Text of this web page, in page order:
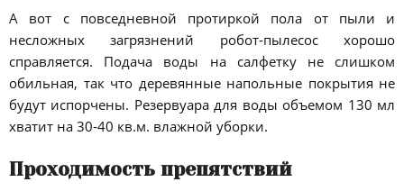
А вот с повседневной протиркой пола от пыли и
несложных загрязнений робот-пылесос хорошо
справляется. Подача воды на салфетку не слишком
обильная, так что деревянные напольные покрытия не
будут испорчены. Резервуара для воды объемом 130 мл
хватит на 30-40 кв.м. влажной уборки.
Проходимость препятствий